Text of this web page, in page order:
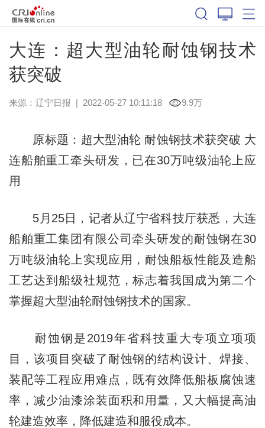
大连：超大型油轮耐蚀钢技术
获突破
来源： 辽宁日报 | 2022-05-27 10:11:18 9.9万
原标题：超大型油轮 耐蚀钢技术获突破 大
连船舶重工牵头研发，已在30万吨级油轮上应
用
5月25日，记者从辽宁省科技厅获悉，大连
船舶重工集团有限公司牵头研发的耐蚀钢在30
万吨级油轮上实现应用，耐蚀船板性能及造船
工艺达到船级社规范，标志着我国成为第二个
掌握超大型油轮耐蚀钢技术的国家。
耐蚀钢是2019年省科技重大专项立项项
目，该项目突破了耐蚀钢的结构设计、焊接、
装配等工程应用难点，既有效降低船板腐蚀速
率，减少油漆涂装面积和用量，又大幅提高油
轮建造效率，降低建造和服役成本。